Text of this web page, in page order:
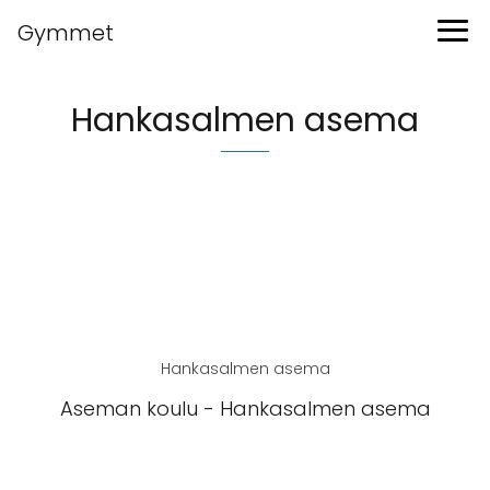
Gymmet
Hankasalmen asema
Hankasalmen asema
Aseman koulu - Hankasalmen asema